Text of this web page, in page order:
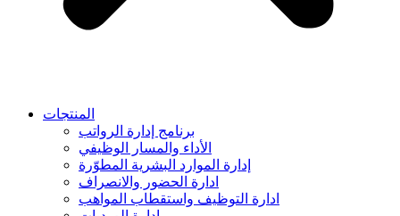
المنتجات
برنامج إدارة الرواتب
الأداء والمسار الوظيفي
إدارة الموارد البشرية المطوّرة
ادارة الحضور والانصراف
ادارة التوظيف واستقطاب المواهب